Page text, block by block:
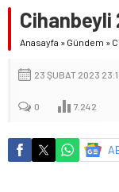
Anasayfa » Gündem »
23 ŞUBAT 2023
0 7.242